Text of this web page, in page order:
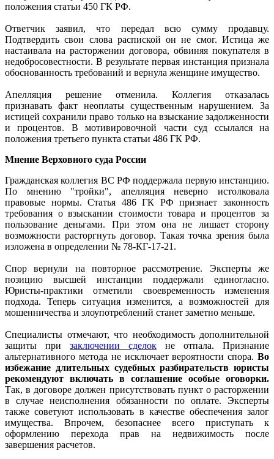
положения статьи 450 ГК РФ.
Ответчик заявил, что передал всю сумму продавцу.
Подтвердить свои слова распиской он не смог. Истица же
настаивала на расторжении договора, обвиняя покупателя в
недобросовестности. В результате первая инстанция признала
обоснованность требований и вернула женщине имущество.
Апелляция решение отменила. Коллегия отказалась
признавать факт неоплаты существенным нарушением. За
истицей сохранили право только на взыскание задолженности
и процентов. В мотивировочной части суд ссылался на
положения третьего пункта статьи 486 ГК РФ.
Мнение Верховного суда России
Гражданская коллегия ВС РФ поддержала первую инстанцию.
По мнению "тройки", апелляция неверно истолковала
правовые нормы. Статья 486 ГК РФ признает законность
требования о взыскании стоимости товара и процентов за
пользование деньгами. При этом она не лишает сторону
возможности расторгнуть договор. Такая точка зрения была
изложена в определении № 78-КГ-17-21.
Спор вернули на повторное рассмотрение. Эксперты же
позицию высшей инстанции поддержали единогласно.
Юристы-практики отметили своевременность изменения
подхода. Теперь ситуация изменится, а возможностей для
мошенничества и злоупотреблений станет заметно меньше.
Специалисты отмечают, что необходимость дополнительной
защиты при заключении сделок не отпала. Признание
альтернативного метода не исключает вероятности спора. Во
избежание длительных судебных разбирательств юристы
рекомендуют включать в соглашение особые оговорки.
Так, в договоре должен присутствовать пункт о расторжении
в случае неисполнения обязанности по оплате. Эксперты
также советуют использовать в качестве обеспечения залог
имущества. Впрочем, безопаснее всего приступать к
оформлению перехода прав на недвижимость после
завершения расчетов.